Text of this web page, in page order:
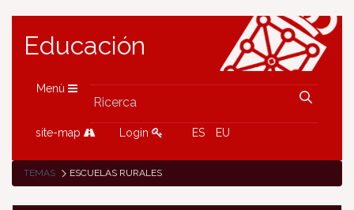
Educación
Menù
site-map Login ES EU
TEMAS ESCUELAS RURALES